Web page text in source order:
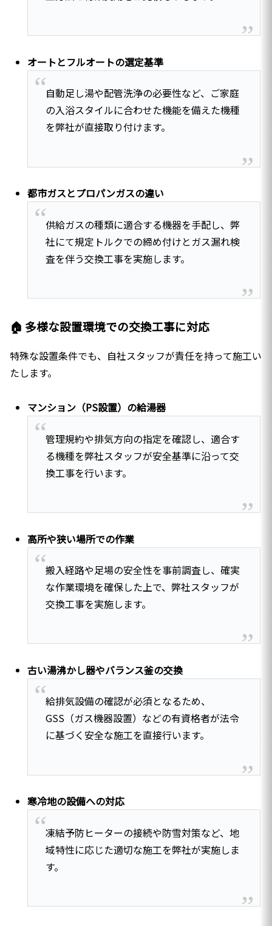
オートとフルオートの選定基準
自動足し湯や配管洗浄の必要性など、ご家庭
の入浴スタイルに合わせた機能を備えた機種
を弊社が直接取り付けます。
都市ガスとプロパンガスの違い
供給ガスの種類に適合する機器を手配し、弊
社にて規定トルクでの締め付けとガス漏れ検
査を伴う交換工事を実施します。
🏠 多様な設置環境での交換工事に対応
特殊な設置条件でも、自社スタッフが責任を持って施工い
たします。
マンション（PS設置）の給湯器
管理規約や排気方向の指定を確認し、適合す
る機種を弊社スタッフが安全基準に沿って交
換工事を行います。
高所や狭い場所での作業
搬入経路や足場の安全性を事前調査し、確実
な作業環境を確保した上で、弊社スタッフが
交換工事を実施します。
古い湯沸かし器やバランス釜の交換
給排気設備の確認が必須となるため、
GSS（ガス機器設置）などの有資格者が法令
に基づく安全な施工を直接行います。
寒冷地の設備への対応
凍結予防ヒーターの接続や防雪対策など、地
域特性に応じた適切な施工を弊社が実施しま
す。